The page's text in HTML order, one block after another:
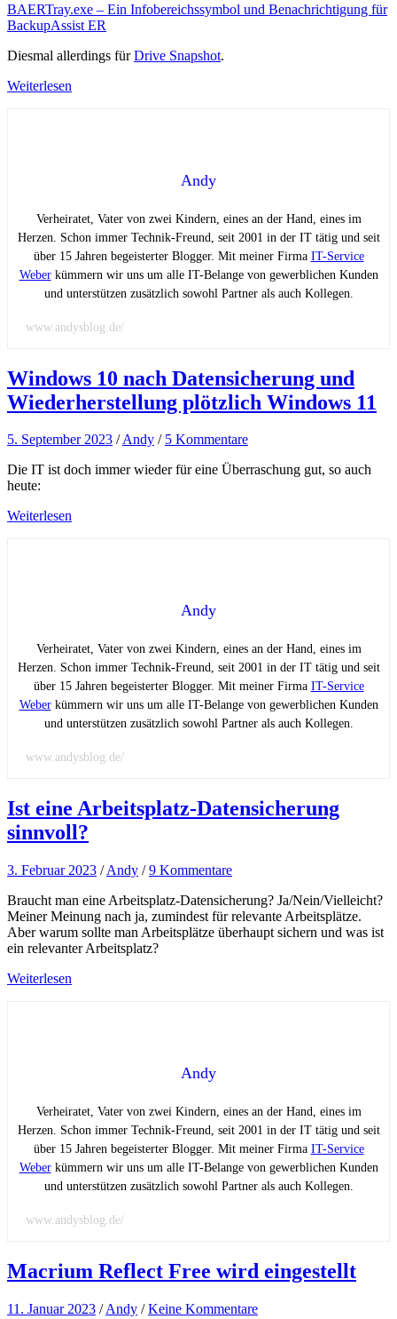
BAERTray.exe – Ein Infobereichssymbol und Benachrichtigung für
BackupAssist ER
Diesmal allerdings fürDrive Snapshot.
Weiterlesen
Andy
Verheiratet, Vater von zwei Kindern, eines an der Hand, eines im
Herzen. Schon immer Technik-Freund, seit 2001 in der IT tätig und seit
über 15 Jahren begeisterter Blogger. Mit meiner Firma IT-Service
Weberkümmern wir uns um alle IT-Belange von gewerblichen Kunden
und unterstützen zusätzlich sowohl Partner als auch Kollegen.
www.andysblog.de/
Windows 10 nach Datensicherung und
Wiederherstellung plötzlich Windows 11
5. September 2023 /Andy / 5 Kommentare
Die IT ist doch immer wieder für eine Überraschung gut, so auch
heute:
Weiterlesen
Andy
Verheiratet, Vater von zwei Kindern, eines an der Hand, eines im
Herzen. Schon immer Technik-Freund, seit 2001 in der IT tätig und seit
über 15 Jahren begeisterter Blogger. Mit meiner Firma IT-Service
Weberkümmern wir uns um alle IT-Belange von gewerblichen Kunden
und unterstützen zusätzlich sowohl Partner als auch Kollegen.
www.andysblog.de/
Ist eine Arbeitsplatz-Datensicherung
sinnvoll?
3. Februar 2023 /Andy /9 Kommentare
Braucht man eine Arbeitsplatz-Datensicherung? Ja/Nein/Vielleicht?
Meiner Meinung nach ja, zumindest für relevante Arbeitsplätze.
Aber warum sollte man Arbeitsplätze überhaupt sichern und was ist
ein relevanter Arbeitsplatz?
Weiterlesen
Andy
Verheiratet, Vater von zwei Kindern, eines an der Hand, eines im
Herzen. Schon immer Technik-Freund, seit 2001 in der IT tätig und seit
über 15 Jahren begeisterter Blogger. Mit meiner Firma IT-Service
Weberkümmern wir uns um alle IT-Belange von gewerblichen Kunden
und unterstützen zusätzlich sowohl Partner als auch Kollegen.
www.andysblog.de/
Macrium Reflect Free wird eingestellt
11. Januar 2023 /Andy /Keine Kommentare